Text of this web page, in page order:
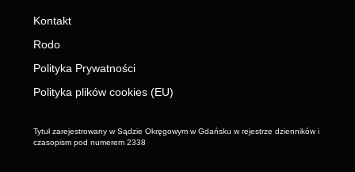
Kontakt
Rodo
Polityka Prywatności
Polityka plików cookies (EU)
Tytuł zarejestrowany w Sądzie Okręgowym w Gdańsku w rejestrze dzienników i
czasopism pod numerem 2338